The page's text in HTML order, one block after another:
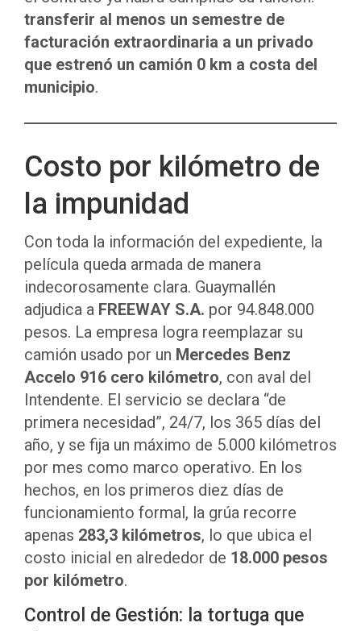
transferir al menos un semestre de
facturación extraordinaria a un privado
que estrenó un camión 0 km a costa del
municipio.
Costo por kilómetro de
la impunidad
Con toda la información del expediente, la
película queda armada de manera
indecorosamente clara. Guaymallén
adjudica a FREEWAY S.A. por 94.848.000
pesos. La empresa logra reemplazar su
camión usado por un Mercedes Benz
Accelo 916 cero kilómetro, con aval del
Intendente. El servicio se declara “de
primera necesidad”, 24/7, los 365 días del
año, y se fija un máximo de 5.000 kilómetros
por mes como marco operativo. En los
hechos, en los primeros diez días de
funcionamiento formal, la grúa recorre
apenas 283,3 kilómetros, lo que ubica el
costo inicial en alrededor de 18.000 pesos
por kilómetro.
Control de Gestión: la tortuga que